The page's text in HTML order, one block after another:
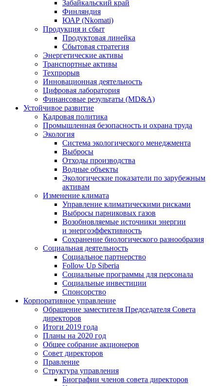
Забайкальский край
Финляндия
ЮАР (Nkomati)
Продукция и сбыт
Продуктовая линейка
Сбытовая стратегия
Энергетические активы
Транспортные активы
Техпрорыв
Инновационная деятельность
Цифровая лаборатория
Финансовые результаты (MD&A)
Устойчивое развитие
Кадровая политика
Промышленная безопасность и охрана труда
Экология
Система экологического менеджмента
Выбросы
Отходы производства
Водные объекты
Экологические показатели по зарубежным
активам
Изменение климата
Управление климатическими рисками
Выбросы парниковых газов
Возобновляемые источники энергии
и энергоэффективность
Сохранение биологического разнообразия
Социальная деятельность
Социальное партнерство
Follow Up Siberia
Социальные программы для персонала
Социальные инвестиции
Спонсорство
Корпоративное управление
Обращение заместителя Председателя Совета
директоров
Итоги 2019 года
Планы на 2020 год
Общее собрание акционеров
Совет директоров
Правление
Структура управления
Биографии членов совета директоров